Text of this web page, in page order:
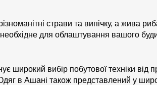
страви та випічку, а жива
для облаштування вашого
широкий вибір побутової техніки
в Ашані також представлений у